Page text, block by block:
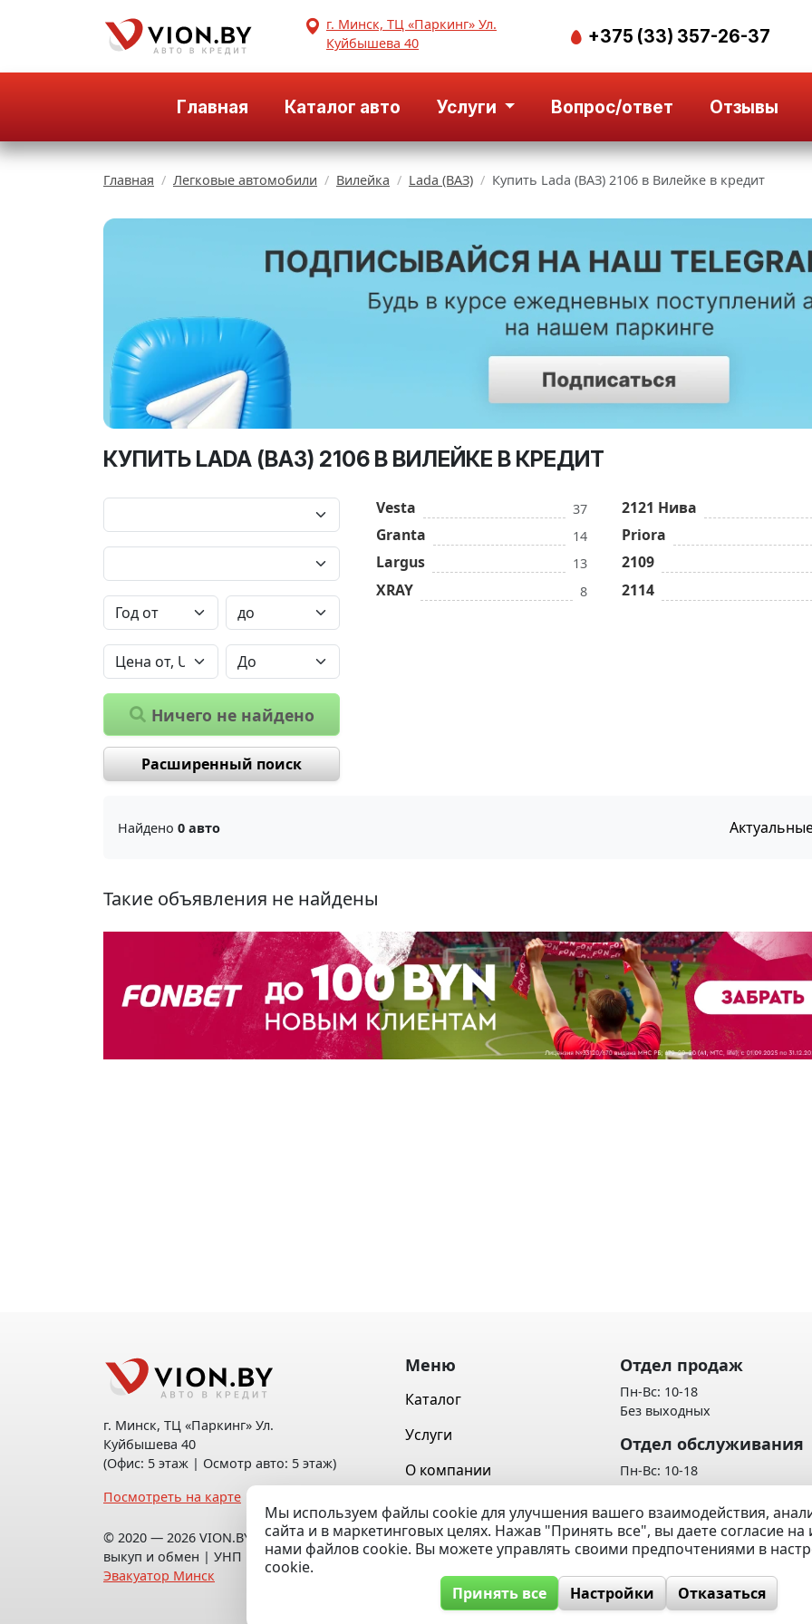
г. Минск, ТЦ «Паркинг» Ул.
Куйбышева 40
+375 (33) 357-26-37
Главная Каталог авто Услуги Вопрос/ответ Отзывы
Главная Легковые автомобили Вилейка Lada (ВАЗ) Купить Lada (ВАЗ) 2106 в Вилейке в кредит
КУПИТЬ LADA (ВАЗ) 2106 В ВИЛЕЙКЕ В КРЕДИТ
Ничего не найдено
Расширенный поиск
Vesta 37
Granta 14
Largus 13
XRAY 8
2121 Нива
Priora
2109
2114
Найдено 0 авто
Такие объявления не найдены
г. Минск, ТЦ «Паркинг» Ул.
Куйбышева 40
(Офис: 5 этаж | Осмотр авто: 5 этаж)
Посмотреть на карте
© 2020 — 2026 VION.BY — Продажа,
выкуп и обмен | УНП 192961100 |
Эвакуатор Минск
Меню
Каталог
Услуги
О компании
Контакты
Вопрос / Ответ
Отдел продаж
Пн-Вс: 10-18
Без выходных
Отдел обслуживания
Пн-Вс: 10-18
Без выходных
Политика обработки
данных
Мы используем файлы cookie для улучшения вашего взаимодействия,
сайта и в маркетинговых целях. Нажав "Принять все", вы даете согласие
нами файлов cookie. Вы можете управлять своими предпочтениями в
cookie.
Принять все
Настройки Отказаться